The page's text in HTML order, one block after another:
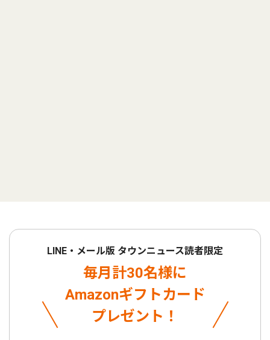
LINE・メール版 タウンニュース読者限定
毎月計30名様に
Amazonギフトカード
プレゼント！